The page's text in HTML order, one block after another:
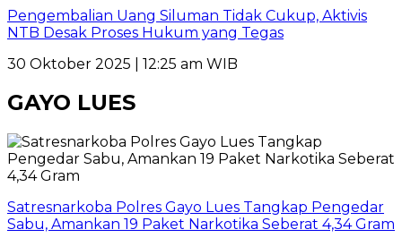
Pengembalian Uang Siluman Tidak Cukup, Aktivis
NTB Desak Proses Hukum yang Tegas
30 Oktober 2025 | 12:25 am WIB
GAYO LUES
Satresnarkoba Polres Gayo Lues Tangkap Pengedar
Sabu, Amankan 19 Paket Narkotika Seberat 4,34 Gram